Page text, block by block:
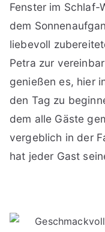
Fenster im Schlaf-
dem
liebevoll
Petra zur
genießen es, hier
den Tag zu
dem alle Gäste
vergeblich in der
hat jeder Gast